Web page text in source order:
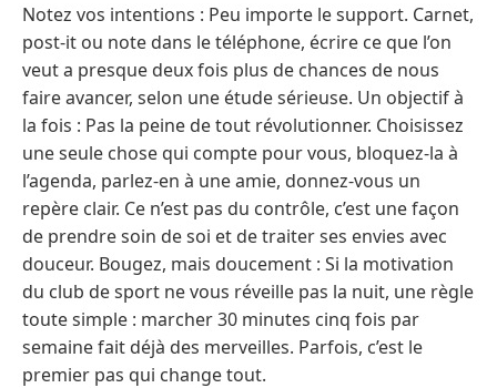
Notez vos intentions : Peu importe le support. Carnet,
post-it ou note dans le téléphone, écrire ce que l’on
veut a presque deux fois plus de chances de nous
faire avancer, selon une étude sérieuse. Un objectif à
la fois : Pas la peine de tout révolutionner. Choisissez
une seule chose qui compte pour vous, bloquez-la à
l’agenda, parlez-en à une amie, donnez-vous un
repère clair. Ce n’est pas du contrôle, c’est une façon
de prendre soin de soi et de traiter ses envies avec
douceur. Bougez, mais doucement : Si la motivation
du club de sport ne vous réveille pas la nuit, une règle
toute simple : marcher 30 minutes cinq fois par
semaine fait déjà des merveilles. Parfois, c’est le
premier pas qui change tout.